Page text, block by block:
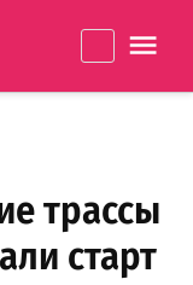
трассы
старт